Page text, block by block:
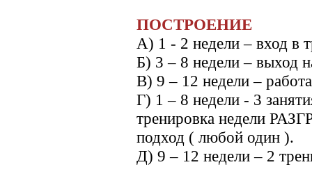
ПОСТРОЕНИЕ
А) 1 - 2 недели – вход в
Б) 3 – 8 недели – выход
В) 9 – 12 недели – работа
Г) 1 – 8 недели - 3
тренировка недели
подход ( любой один ).
Д) 9 – 12 недели – 2